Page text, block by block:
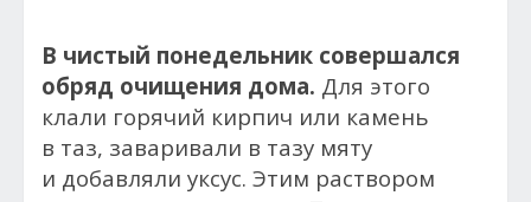
В чистый понедельник совершался
обряд очищения дома. Для этого
клали горячий кирпич или камень
в таз, заваривали в тазу мяту
и добавляли уксус. Этим раствором